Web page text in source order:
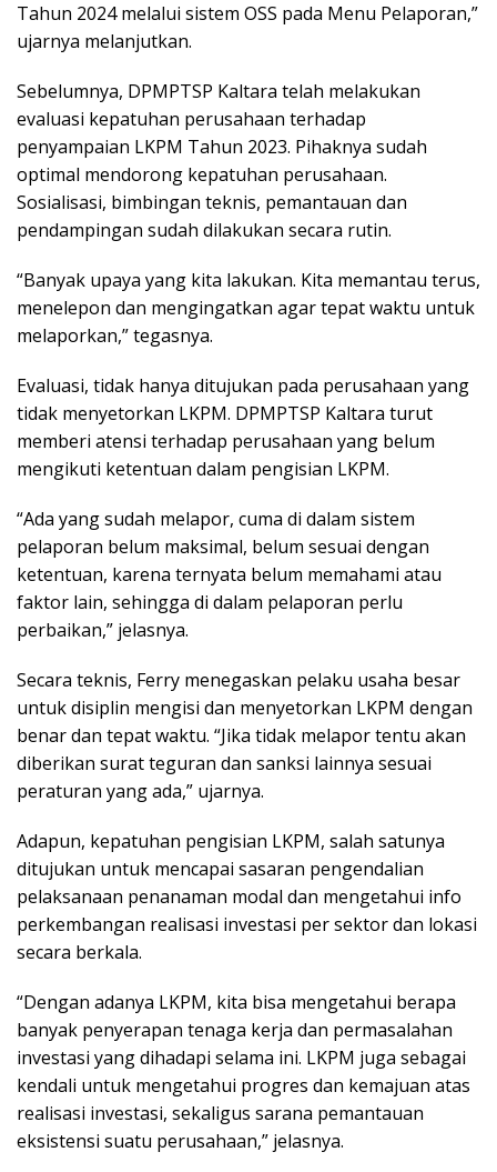
Tahun 2024 melalui sistem OSS pada Menu Pelaporan,”
ujarnya melanjutkan.
Sebelumnya, DPMPTSP Kaltara telah melakukan
evaluasi kepatuhan perusahaan terhadap
penyampaian LKPM Tahun 2023. Pihaknya sudah
optimal mendorong kepatuhan perusahaan.
Sosialisasi, bimbingan teknis, pemantauan dan
pendampingan sudah dilakukan secara rutin.
“Banyak upaya yang kita lakukan. Kita memantau terus,
menelepon dan mengingatkan agar tepat waktu untuk
melaporkan,” tegasnya.
Evaluasi, tidak hanya ditujukan pada perusahaan yang
tidak menyetorkan LKPM. DPMPTSP Kaltara turut
memberi atensi terhadap perusahaan yang belum
mengikuti ketentuan dalam pengisian LKPM.
“Ada yang sudah melapor, cuma di dalam sistem
pelaporan belum maksimal, belum sesuai dengan
ketentuan, karena ternyata belum memahami atau
faktor lain, sehingga di dalam pelaporan perlu
perbaikan,” jelasnya.
Secara teknis, Ferry menegaskan pelaku usaha besar
untuk disiplin mengisi dan menyetorkan LKPM dengan
benar dan tepat waktu. “Jika tidak melapor tentu akan
diberikan surat teguran dan sanksi lainnya sesuai
peraturan yang ada,” ujarnya.
Adapun, kepatuhan pengisian LKPM, salah satunya
ditujukan untuk mencapai sasaran pengendalian
pelaksanaan penanaman modal dan mengetahui info
perkembangan realisasi investasi per sektor dan lokasi
secara berkala.
“Dengan adanya LKPM, kita bisa mengetahui berapa
banyak penyerapan tenaga kerja dan permasalahan
investasi yang dihadapi selama ini. LKPM juga sebagai
kendali untuk mengetahui progres dan kemajuan atas
realisasi investasi, sekaligus sarana pemantauan
eksistensi suatu perusahaan,” jelasnya.